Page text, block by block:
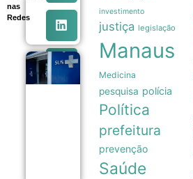
nas
Redes
candidatos
06/08
mostra que
derrubou
em 85% as
por fibrose
SUS
06/08
investimento
justiça legislação
Manaus
Medicina
pesquisa polícia
Política
prefeitura
prevenção
Saúde